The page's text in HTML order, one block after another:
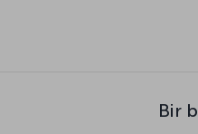
Bir